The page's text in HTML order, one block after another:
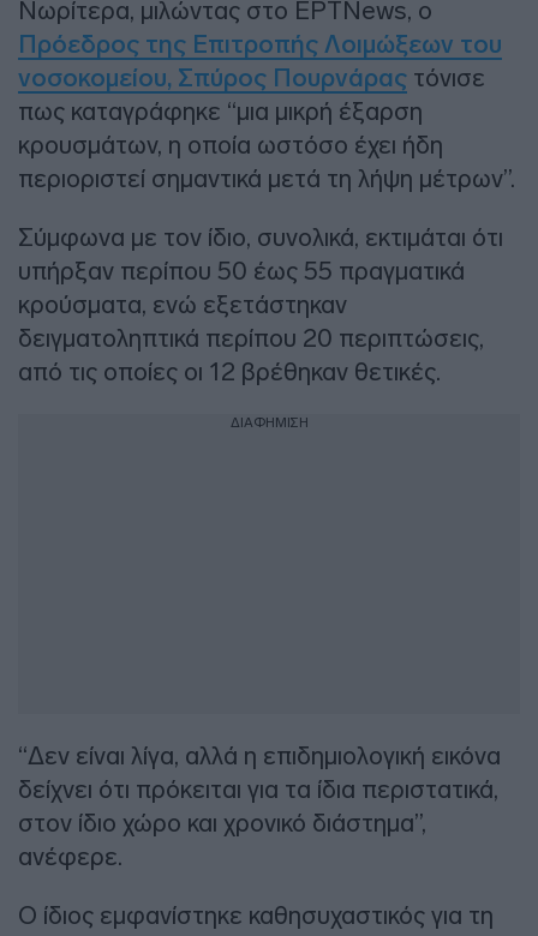
Νωρίτερα, μιλώντας στο ΕΡΤNews, ο
Πρόεδρος της Επιτροπής Λοιμώξεων του
νοσοκομείου, Σπύρος Πουρνάρας τόνισε
πως καταγράφηκε “μια μικρή έξαρση
κρουσμάτων, η οποία ωστόσο έχει ήδη
περιοριστεί σημαντικά μετά τη λήψη μέτρων”.
Σύμφωνα με τον ίδιο, συνολικά, εκτιμάται ότι
υπήρξαν περίπου 50 έως 55 πραγματικά
κρούσματα, ενώ εξετάστηκαν
δειγματοληπτικά περίπου 20 περιπτώσεις,
από τις οποίες οι 12 βρέθηκαν θετικές.
ΔΙΑΦΗΜΙΣΗ
“Δεν είναι λίγα, αλλά η επιδημιολογική εικόνα
δείχνει ότι πρόκειται για τα ίδια περιστατικά,
στον ίδιο χώρο και χρονικό διάστημα”,
ανέφερε.
Ο ίδιος εμφανίστηκε καθησυχαστικός για τη